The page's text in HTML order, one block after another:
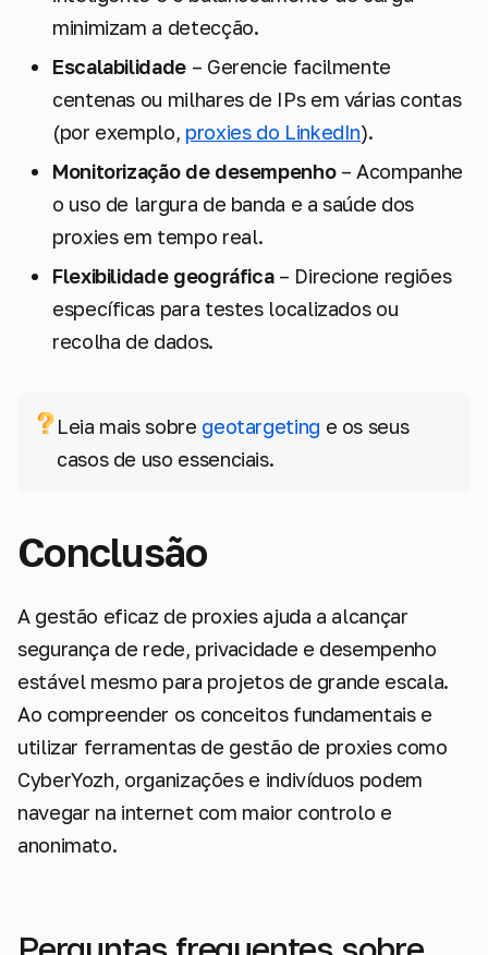
minimizam a detecção.
Escalabilidade– Gerencie facilmente
centenas ou milhares de IPs em várias contas
(por exemplo, proxies do LinkedIn).
Monitorização de desempenho– Acompanhe
o uso de largura de banda e a saúde dos
proxies em tempo real.
Flexibilidade geográfica– Direcione regiões
específicas para testes localizados ou
recolha de dados.
Leia mais sobre geotargeting e os seus
casos de uso essenciais.
Conclusão
A gestão eficaz de proxies ajuda a alcançar
segurança de rede, privacidade e desempenho
estável mesmo para projetos de grande escala.
Ao compreender os conceitos fundamentais e
utilizar ferramentas de gestão de proxies como
CyberYozh, organizações e indivíduos podem
navegar na internet com maior controlo e
anonimato.